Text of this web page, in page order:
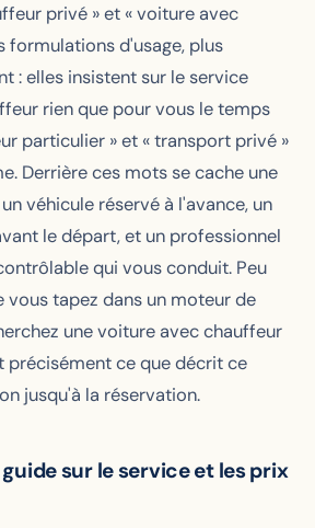
privé » et « voiture avec
formulations d'usage, plus
: elles insistent sur le service
rien que pour vous le temps
particulier » et « transport privé »
Derrière ces mots se cache une
véhicule réservé à l'avance, un
le départ, et un professionnel
qui vous conduit. Peu
tapez dans un moteur de
une voiture avec chauffeur
précisément ce que décrit ce
jusqu'à la réservation.
sur le service et les prix